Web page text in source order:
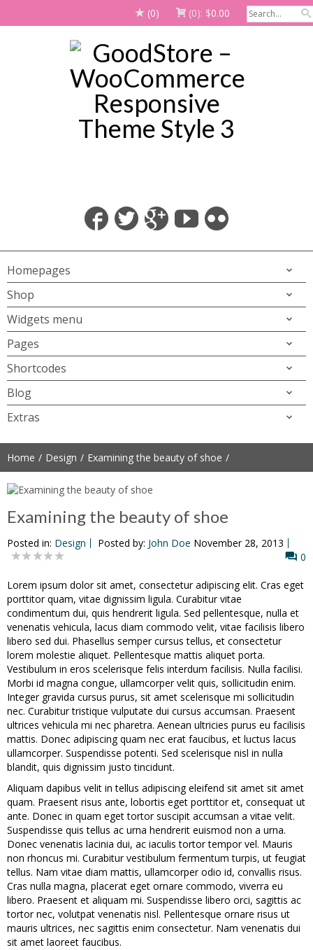
(0) (0): $0.00
Homepages
Shop
Widgets menu
Pages
Shortcodes
Blog
Extras
Home Design Examining the beauty of shoe
Examining the beauty of shoe
Posted in: Design Posted by: John Doe November 28, 2013
0
Lorem ipsum dolor sit amet, consectetur adipiscing elit. Cras eget
porttitor quam, vitae dignissim ligula. Curabitur vitae
condimentum dui, quis hendrerit ligula. Sed pellentesque, nulla et
venenatis vehicula, lacus diam commodo velit, vitae facilisis libero
libero sed dui. Phasellus semper cursus tellus, et consectetur
lorem molestie aliquet. Pellentesque mattis aliquet porta.
Vestibulum in eros scelerisque felis interdum facilisis. Nulla facilisi.
Morbi id magna congue, ullamcorper velit quis, sollicitudin enim.
Integer gravida cursus purus, sit amet scelerisque mi sollicitudin
nec. Curabitur tristique vulputate dui cursus accumsan. Praesent
ultrices vehicula mi nec pharetra. Aenean ultricies purus eu facilisis
mattis. Donec adipiscing quam nec erat faucibus, et luctus lacus
ullamcorper. Suspendisse potenti. Sed scelerisque nisl in nulla
blandit, quis dignissim justo tincidunt.
Aliquam dapibus velit in tellus adipiscing eleifend sit amet sit amet
quam. Praesent risus ante, lobortis eget porttitor et, consequat ut
ante. Donec in quam eget tortor suscipit accumsan a vitae velit.
Suspendisse quis tellus ac urna hendrerit euismod non a urna.
Donec venenatis lacinia dui, ac iaculis tortor tempor vel. Mauris
non rhoncus mi. Curabitur vestibulum fermentum turpis, ut feugiat
tellus. Nam vitae diam mattis, ullamcorper odio id, convallis risus.
Cras nulla magna, placerat eget ornare commodo, viverra eu
libero. Praesent et aliquam mi. Suspendisse libero orci, sagittis ac
tortor nec, volutpat venenatis nisl. Pellentesque ornare risus ut
mauris ultrices, nec sagittis enim consectetur. Nam venenatis dui
sit amet laoreet faucibus.